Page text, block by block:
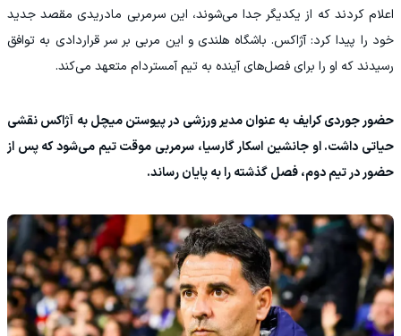
اعلام کردند که از یکدیگر جدا می‌شوند، این سرمربی مادریدی مقصد جدید
خود را پیدا کرد: آژاکس. باشگاه هلندی و این مربی بر سر قراردادی به توافق
رسیدند که او را برای فصل‌های آینده به تیم آمستردام متعهد می‌کند.
حضور جوردی کرایف به عنوان مدیر ورزشی در پیوستن میچل به آژاکس نقشی
حیاتی داشت. او جانشین اسکار گارسیا، سرمربی موقت تیم می‌شود که پس از
حضور در تیم دوم، فصل گذشته را به پایان رساند.